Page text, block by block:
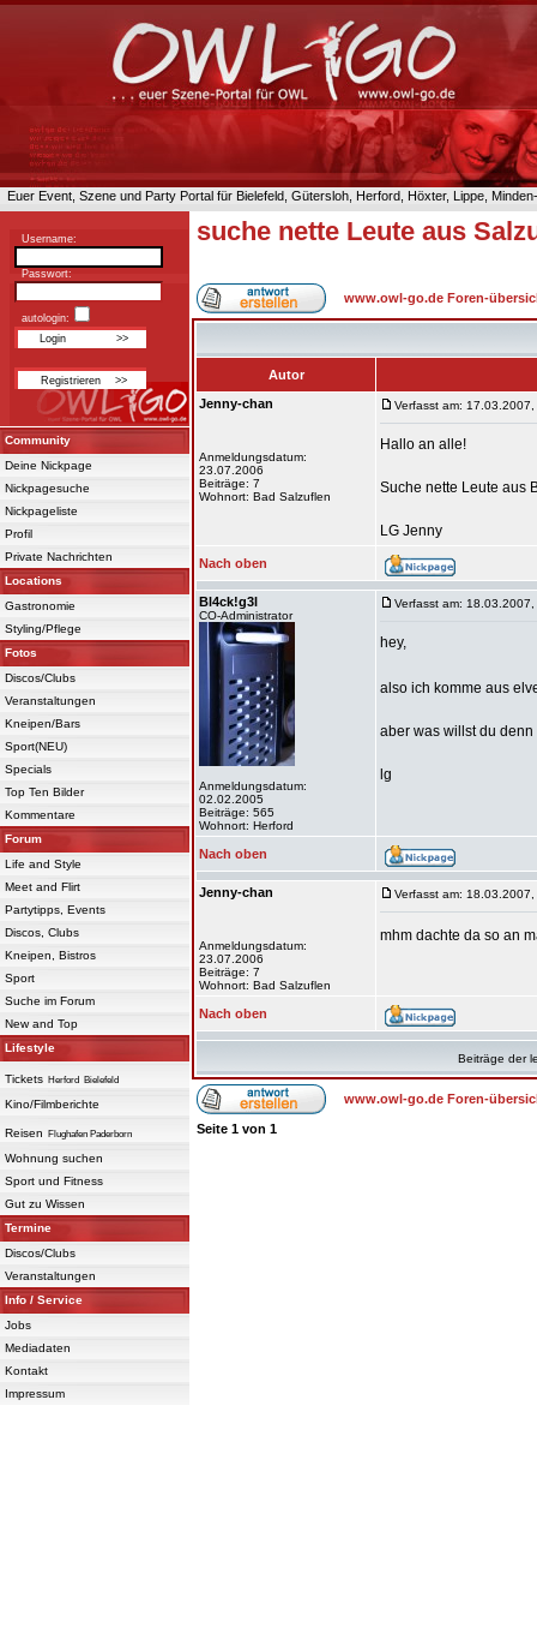
Euer Event, Szene und Party Portal für Bielefeld, Gütersloh, Herford, Höxter, Lippe,
Username:
Passwort:
autologin:
Community
Deine Nickpage
Nickpagesuche
Nickpageliste
Profil
Private Nachrichten
Locations
Gastronomie
Styling/Pflege
Fotos
Discos/Clubs
Veranstaltungen
Kneipen/Bars
Sport(NEU)
Specials
Top Ten Bilder
Kommentare
Forum
Life and Style
Meet and Flirt
Partytipps, Events
Discos, Clubs
Kneipen, Bistros
Sport
Suche im Forum
New and Top
Lifestyle
Tickets Herford Bielefeld
Kino/Filmberichte
Reisen Flughafen Paderborn
Wohnung suchen
Sport und Fitness
Gut zu Wissen
Termine
Discos/Clubs
Veranstaltungen
Info / Service
Jobs
Mediadaten
Kontakt
Impressum
suche nette Leute aus
www.owl-go.de Foren-
Autor
Jenny-chan
Anmeldungsdatum:
23.07.2006
Beiträge: 7
Wohnort: Bad Salzuflen
Verfasst am:
Hallo an alle!
Suche nette Leute aus
LG Jenny
Nach oben
Bl4ck!g3l
CO-Administrator
Anmeldungsdatum:
02.02.2005
Beiträge: 565
Wohnort: Herford
Verfasst am:
hey,
also ich komme aus
aber was willst du
lg
Nach oben
Jenny-chan
Anmeldungsdatum:
23.07.2006
Beiträge: 7
Wohnort: Bad Salzuflen
Verfasst am: 18.03.2007,
mhm dachte da so an
Nach oben
Beiträge der
www.owl-go.de Foren-
Seite 1 von 1